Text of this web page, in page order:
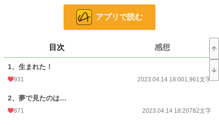
そんなことより、赤ちゃんを無事に産まないと！
指示に従ってやっと生まれた赤ちゃんはすごく可愛い。だけど、どう見ても日本
どうやら私は、わがままで嫌われ者の皇后に憑依転生したようです。だけど、赤
ちゃんをお世話するのに忙しいので、構ってもらわなくて結構です。
なのに、どうして私を嫌ってる皇帝が部屋に訪れてくるんですか！？しかも毎回
アプリで読む
目次 感想
1、生まれた！
931 2023.04.14 18:001,961文字
2、夢で見たのは…
871 2023.04.14 18:20782文字